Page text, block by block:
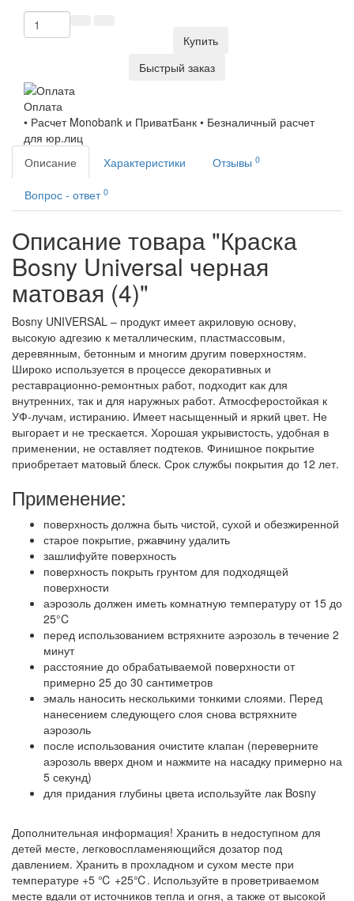
Купить
Быстрый заказ
Оплата
• Расчет Monobank и ПриватБанк • Безналичный расчет
для юр.лиц
Описание
Характеристики Отзывы 0
Вопрос - ответ 0
Описание товара "Краска
Bosny Universal черная
матовая (4)"
Bosny UNIVERSAL – продукт имеет акриловую основу,
высокую адгезию к металлическим, пластмассовым,
деревянным, бетонным и многим другим поверхностям.
Широко используется в процессе декоративных и
реставрационно-ремонтных работ, подходит как для
внутренних, так и для наружных работ. Атмосферостойкая к
УФ-лучам, истиранию. Имеет насыщенный и яркий цвет. Не
выгорает и не трескается. Хорошая укрывистость, удобная в
применении, не оставляет подтеков. Финишное покрытие
приобретает матовый блеск. Срок службы покрытия до 12 лет.
Применение:
поверхность должна быть чистой, сухой и обезжиренной
старое покрытие, ржавчину удалить
зашлифуйте поверхность
поверхность покрыть грунтом для подходящей
поверхности
аэрозоль должен иметь комнатную температуру от 15 до
25°C
перед использованием встряхните аэрозоль в течение 2
минут
расстояние до обрабатываемой поверхности от
примерно 25 до 30 сантиметров
эмаль наносить несколькими тонкими слоями. Перед
нанесением следующего слоя снова встряхните
аэрозоль
после использования очистите клапан (переверните
аэрозоль вверх дном и нажмите на насадку примерно на
5 секунд)
для придания глубины цвета используйте лак Bosny
Дополнительная информация! Хранить в недоступном для
детей месте, легковоспламеняющийся дозатор под
давлением. Хранить в прохладном и сухом месте при
температуре +5 ℃ +25℃. Используйте в проветриваемом
месте вдали от источников тепла и огня, а также от высокой